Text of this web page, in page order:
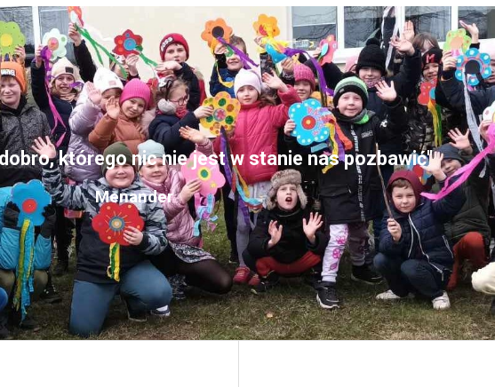
którego nic nie jest w stanie nas pozbawić"
Menander